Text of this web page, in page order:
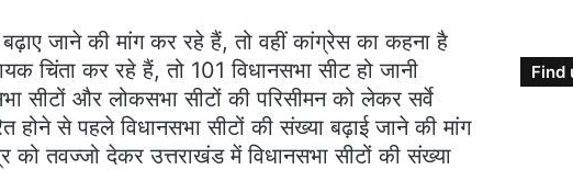
जाने की मांग कर रहे हैं, तो वहीं कांग्रेस का कहना है
चिंता कर रहे हैं, तो 101 विधानसभा सीट हो जानी
सीटों और लोकसभा सीटों की परिसीमन को लेकर सर्वे
होने से पहले विधानसभा सीटों की संख्या बढ़ाई जाने की मांग
को तवज्जो देकर उत्तराखंड में विधानसभा सीटों की संख्या
Find